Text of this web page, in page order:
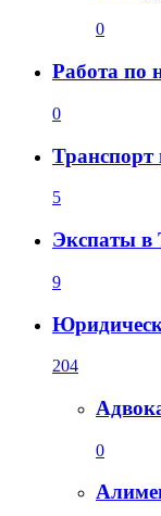
0
Работа по
0
5
Экспаты в
9
204
0